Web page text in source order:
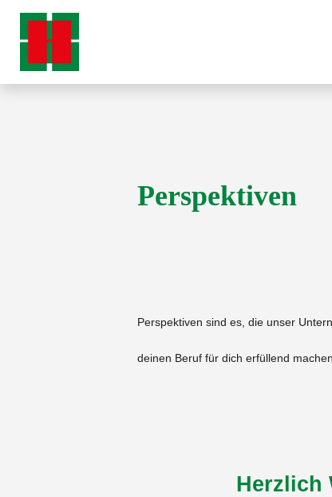
Perspektiven
Perspektiven sind es, die unser
deinen Beruf für dich erfüllend
Herzlich